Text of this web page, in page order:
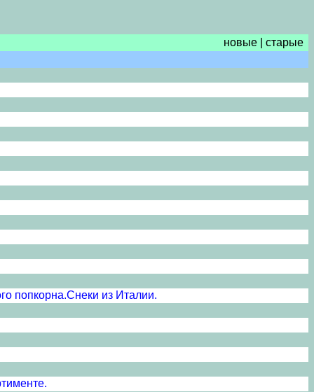
новые
старые
попкорна.Снеки из Италии.